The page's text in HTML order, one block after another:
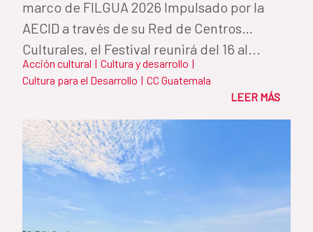
marco de FILGUA 2026 Impulsado por la
AECID a través de su Red de Centros
Culturales, el Festival reunirá del 16 al...
Acción cultural | Cultura y desarrollo |
Cultura para el Desarrollo | CC Guatemala
LEER MÁS